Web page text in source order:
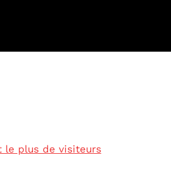
le plus de visiteurs